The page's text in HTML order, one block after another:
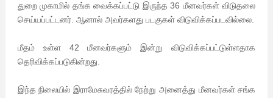
துறை முகாமில் தங்க வைக்கப்பட்டு இருந்த 36 மீனவர்கள் விடுதலை
செய்யப்பட்டனர். ஆனால் அவர்களது படகுகள் விடுவிக்கப்படவில்லை.
மீதம் உள்ள 42 மீனவர்களும் இன்று விடுவிக்கப்பட்டுள்ளதாக
தெரிவிக்கப்படுகின்றது.
இந்த நிலையில் இராமேசுவரத்தில் நேற்று அனைத்து மீனவர்கள் சங்க